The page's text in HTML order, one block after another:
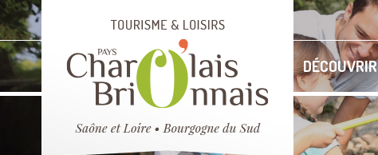
DÉCOUVRIR